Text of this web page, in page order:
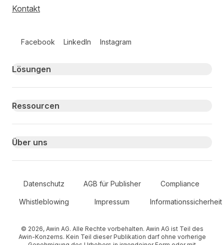
Kontakt
Facebook LinkedIn Instagram
Primary footer navigation
Lösungen
Ressourcen
Über uns
Secondary Footer Navigation
Datenschutz AGB für Publisher Compliance
Whistleblowing Impressum Informationssicherheit
© 2026, Awin AG. Alle Rechte vorbehalten. Awin AG ist Teil des
Awin-Konzerns. Kein Teil dieser Publikation darf ohne vorherige